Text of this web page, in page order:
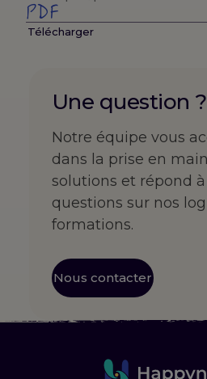
PDF
Télécharger
Une question ?
Notre équipe vous
dans la prise en
solutions et répond
questions sur nos
formations.
Nous contacter